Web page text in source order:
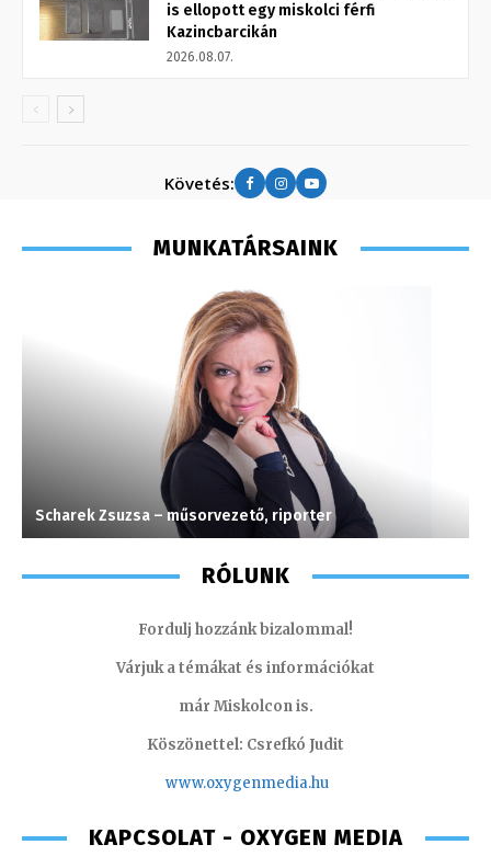
is ellopott egy miskolci férfi
Kazincbarcikán
2026.08.07.
Követés:
MUNKATÁRSAINK
Scharek Zsuzsa – műsorvezető, riporter
RÓLUNK
Fordulj hozzánk bizalommal!
Várjuk a témákat és információkat
már Miskolcon is.
Köszönettel: Csrefkó Judit
www.oxygenmedia.hu
KAPCSOLAT - OXYGEN MEDIA